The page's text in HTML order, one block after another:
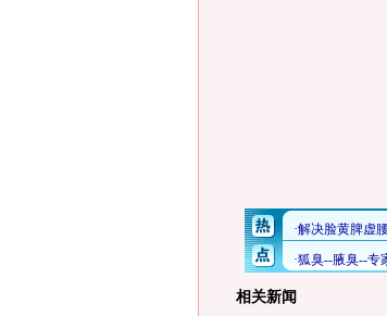
相关新闻